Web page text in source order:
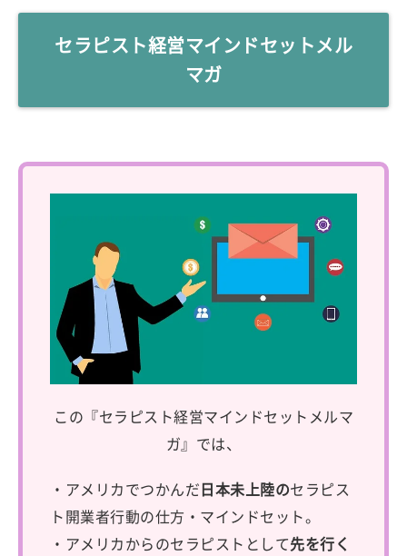
セラピスト経営マインドセットメル
マガ
この『セラピスト経営マインドセットメルマ
ガ』では、
・アメリカでつかんだ日本未上陸のセラピス
ト開業者行動の仕方・マインドセット。
・アメリカからのセラピストとして先を行く